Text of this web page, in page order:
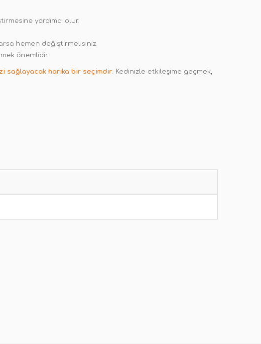
yardımcı olur.
hemen değiştirmelisiniz.
önemlidir.
sağlayacak harika bir seçimdir. Kedinizle etkileşime geçmek,